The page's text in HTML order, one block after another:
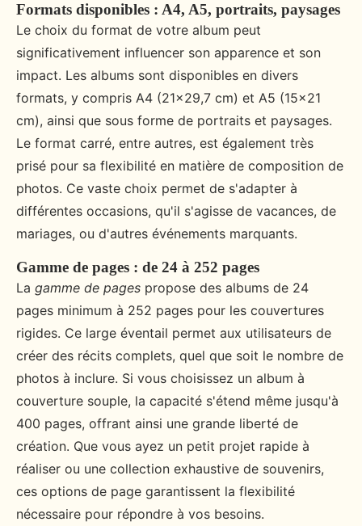
Formats disponibles : A4, A5, portraits, paysages
Le choix du format de votre album peut
significativement influencer son apparence et son
impact. Les albums sont disponibles en divers
formats, y compris A4 (21x29,7 cm) et A5 (15x21
cm), ainsi que sous forme de portraits et paysages.
Le format carré, entre autres, est également très
prisé pour sa flexibilité en matière de composition de
photos. Ce vaste choix permet de s'adapter à
différentes occasions, qu'il s'agisse de vacances, de
mariages, ou d'autres événements marquants.
Gamme de pages : de 24 à 252 pages
La gamme de pages propose des albums de 24
pages minimum à 252 pages pour les couvertures
rigides. Ce large éventail permet aux utilisateurs de
créer des récits complets, quel que soit le nombre de
photos à inclure. Si vous choisissez un album à
couverture souple, la capacité s'étend même jusqu'à
400 pages, offrant ainsi une grande liberté de
création. Que vous ayez un petit projet rapide à
réaliser ou une collection exhaustive de souvenirs,
ces options de page garantissent la flexibilité
nécessaire pour répondre à vos besoins.